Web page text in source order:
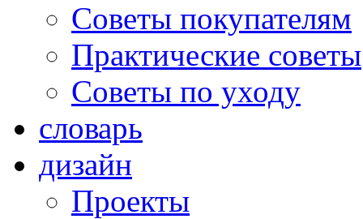
Советы покупателям
Практические советы
Советы по уходу
словарь
дизайн
Проекты